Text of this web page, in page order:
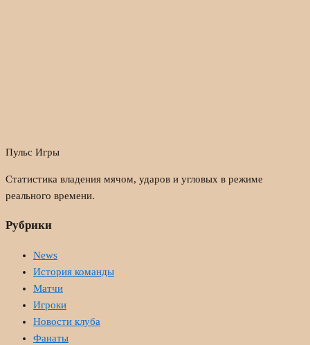
Пульс Игры
Статистика владения мячом, ударов и угловых в режиме
реального времени.
Рубрики
News
История команды
Матчи
Игроки
Новости клуба
Фанаты